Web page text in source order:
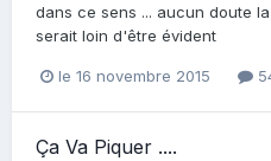
dans ce sens ... aucun doute
serait loin d'être évident
le 16 novembre 2015
Ça Va Piquer ....